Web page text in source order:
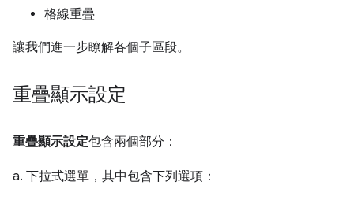
格線重疊
讓我們進一步瞭解各個子區段。
重疊顯示設定
重疊顯示設定包含兩個部分：
a. 下拉式選單，其中包含下列選項：